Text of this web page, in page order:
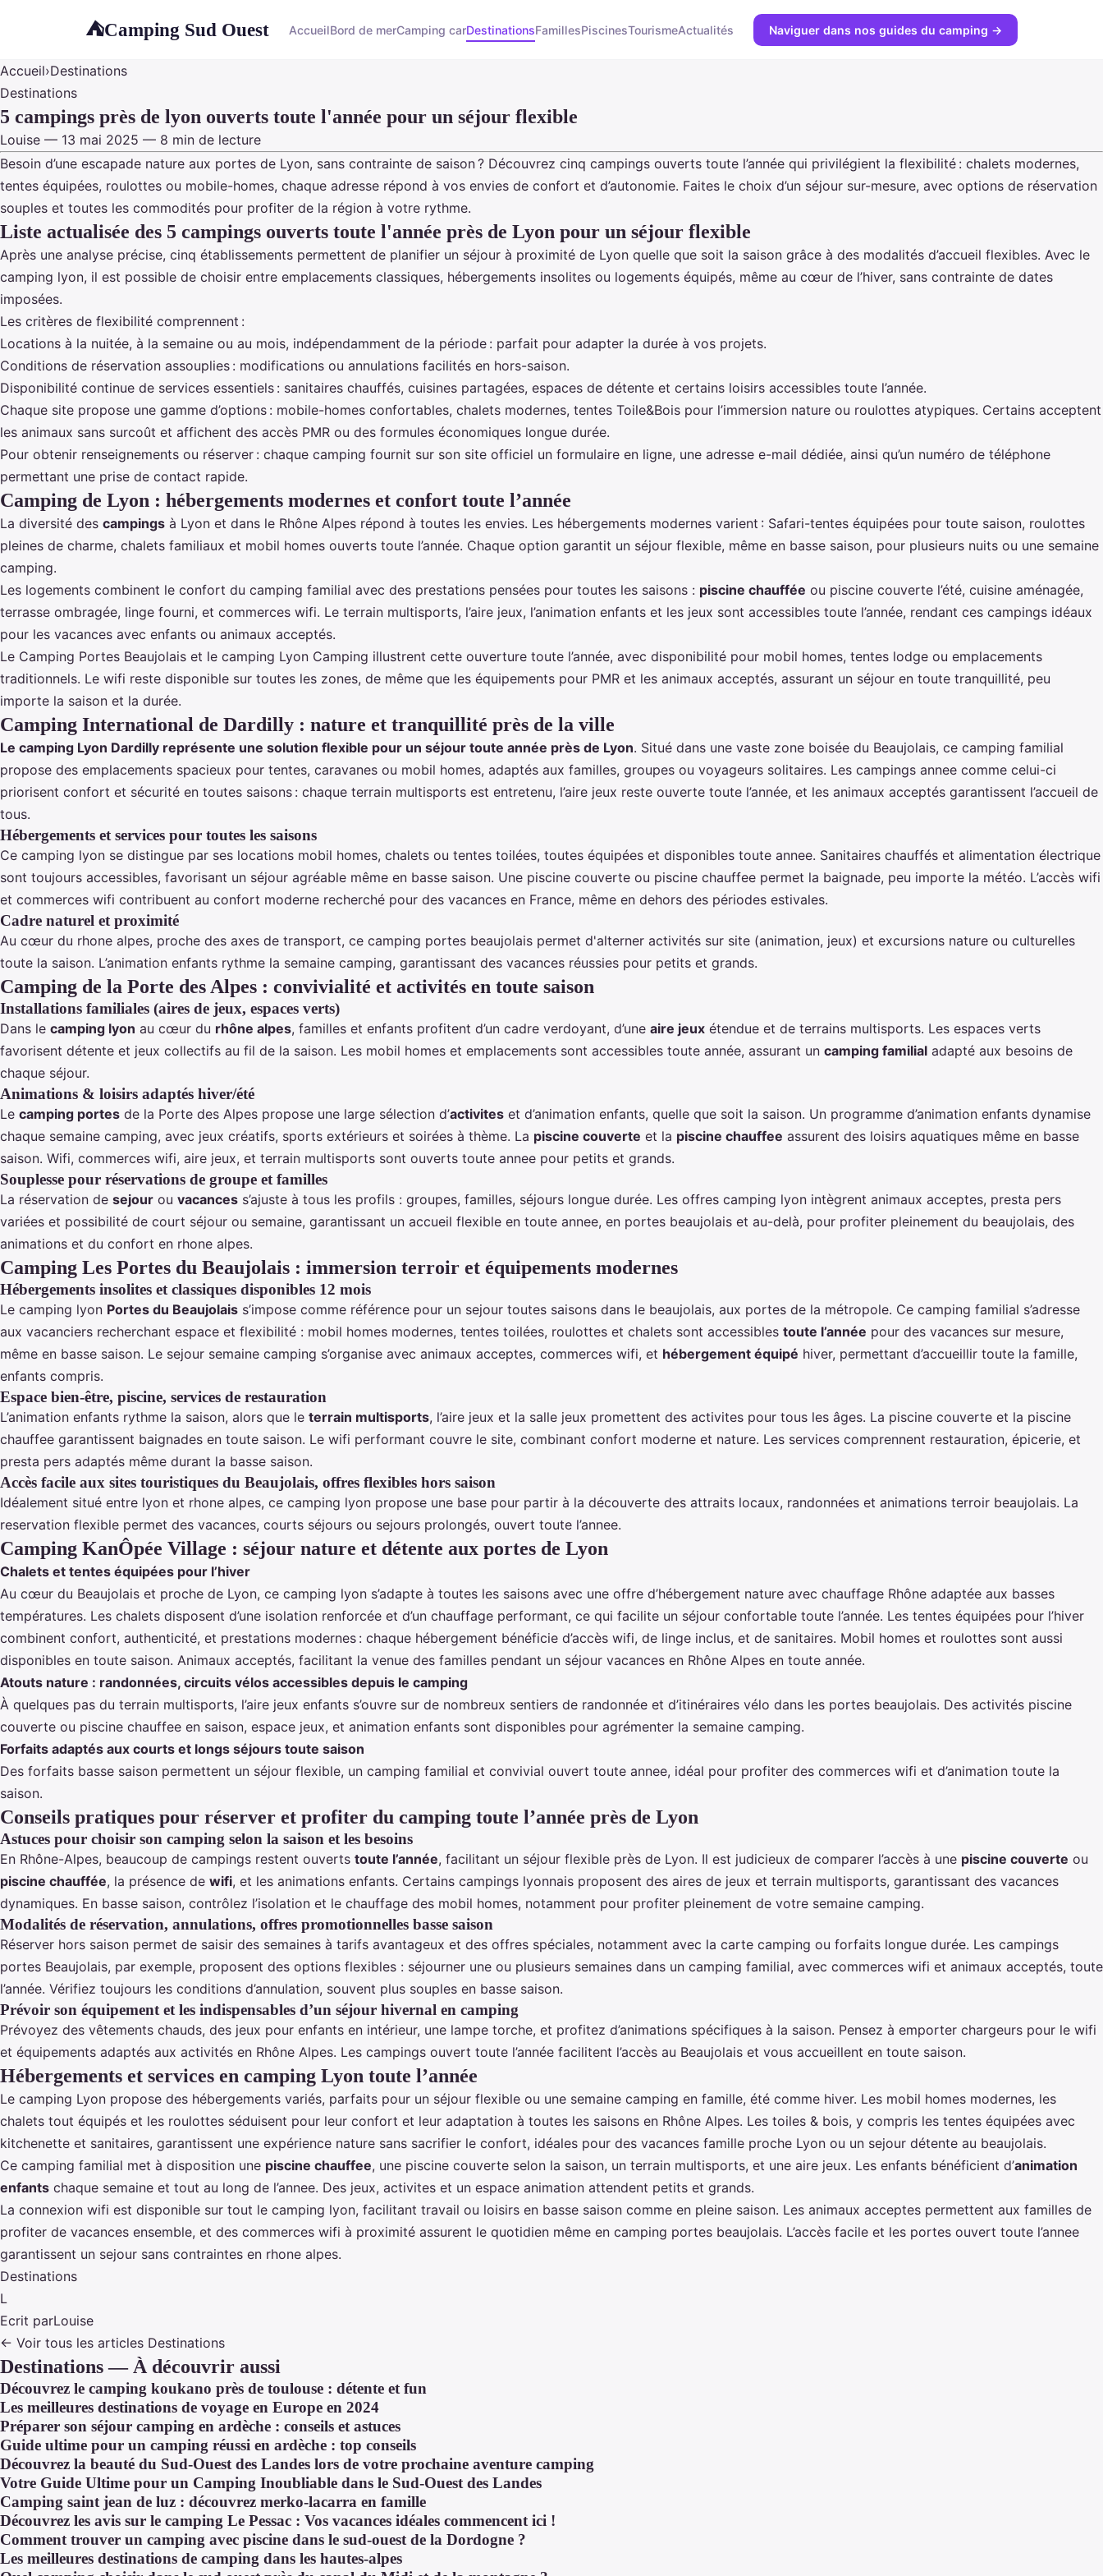
⛺Camping Sud Ouest AccueilBord de merCamping carDestinationsFamillesPiscinesTourismeActualités Naviguer dans nos guides du camping →
Accueil›Destinations
Destinations
5 campings près de lyon ouverts toute l'année pour un séjour flexible
Louise — 13 mai 2025 — 8 min de lecture
Besoin d’une escapade nature aux portes de Lyon, sans contrainte de saison ? Découvrez cinq campings ouverts toute l’année qui privilégient la flexibilité : chalets modernes,
tentes équipées, roulottes ou mobile-homes, chaque adresse répond à vos envies de confort et d’autonomie. Faites le choix d’un séjour sur-mesure, avec options de réservation
souples et toutes les commodités pour profiter de la région à votre rythme.
Liste actualisée des 5 campings ouverts toute l'année près de Lyon pour un séjour flexible
Après une analyse précise, cinq établissements permettent de planifier un séjour à proximité de Lyon quelle que soit la saison grâce à des modalités d’accueil flexibles. Avec le
camping lyon, il est possible de choisir entre emplacements classiques, hébergements insolites ou logements équipés, même au cœur de l’hiver, sans contrainte de dates
imposées.
Les critères de flexibilité comprennent :
Locations à la nuitée, à la semaine ou au mois, indépendamment de la période : parfait pour adapter la durée à vos projets.
Conditions de réservation assouplies : modifications ou annulations facilités en hors-saison.
Disponibilité continue de services essentiels : sanitaires chauffés, cuisines partagées, espaces de détente et certains loisirs accessibles toute l’année.
Chaque site propose une gamme d’options : mobile-homes confortables, chalets modernes, tentes Toile&Bois pour l’immersion nature ou roulottes atypiques. Certains acceptent
les animaux sans surcoût et affichent des accès PMR ou des formules économiques longue durée.
Pour obtenir renseignements ou réserver : chaque camping fournit sur son site officiel un formulaire en ligne, une adresse e-mail dédiée, ainsi qu’un numéro de téléphone
permettant une prise de contact rapide.
Camping de Lyon : hébergements modernes et confort toute l’année
La diversité des campings à Lyon et dans le Rhône Alpes répond à toutes les envies. Les hébergements modernes varient : Safari-tentes équipées pour toute saison, roulottes
pleines de charme, chalets familiaux et mobil homes ouverts toute l’année. Chaque option garantit un séjour flexible, même en basse saison, pour plusieurs nuits ou une semaine
camping.
Les logements combinent le confort du camping familial avec des prestations pensées pour toutes les saisons : piscine chauffée ou piscine couverte l’été, cuisine aménagée,
terrasse ombragée, linge fourni, et commerces wifi. Le terrain multisports, l’aire jeux, l’animation enfants et les jeux sont accessibles toute l’année, rendant ces campings idéaux
pour les vacances avec enfants ou animaux acceptés.
Le Camping Portes Beaujolais et le camping Lyon Camping illustrent cette ouverture toute l’année, avec disponibilité pour mobil homes, tentes lodge ou emplacements
traditionnels. Le wifi reste disponible sur toutes les zones, de même que les équipements pour PMR et les animaux acceptés, assurant un séjour en toute tranquillité, peu
importe la saison et la durée.
Camping International de Dardilly : nature et tranquillité près de la ville
Le camping Lyon Dardilly représente une solution flexible pour un séjour toute année près de Lyon. Situé dans une vaste zone boisée du Beaujolais, ce camping familial
propose des emplacements spacieux pour tentes, caravanes ou mobil homes, adaptés aux familles, groupes ou voyageurs solitaires. Les campings annee comme celui-ci
priorisent confort et sécurité en toutes saisons : chaque terrain multisports est entretenu, l’aire jeux reste ouverte toute l’année, et les animaux acceptés garantissent l’accueil de
tous.
Hébergements et services pour toutes les saisons
Ce camping lyon se distingue par ses locations mobil homes, chalets ou tentes toilées, toutes équipées et disponibles toute annee. Sanitaires chauffés et alimentation électrique
sont toujours accessibles, favorisant un séjour agréable même en basse saison. Une piscine couverte ou piscine chauffee permet la baignade, peu importe la météo. L’accès wifi
et commerces wifi contribuent au confort moderne recherché pour des vacances en France, même en dehors des périodes estivales.
Cadre naturel et proximité
Au cœur du rhone alpes, proche des axes de transport, ce camping portes beaujolais permet d'alterner activités sur site (animation, jeux) et excursions nature ou culturelles
toute la saison. L’animation enfants rythme la semaine camping, garantissant des vacances réussies pour petits et grands.
Camping de la Porte des Alpes : convivialité et activités en toute saison
Installations familiales (aires de jeux, espaces verts)
Dans le camping lyon au cœur du rhône alpes, familles et enfants profitent d’un cadre verdoyant, d’une aire jeux étendue et de terrains multisports. Les espaces verts
favorisent détente et jeux collectifs au fil de la saison. Les mobil homes et emplacements sont accessibles toute année, assurant un camping familial adapté aux besoins de
chaque séjour.
Animations & loisirs adaptés hiver/été
Le camping portes de la Porte des Alpes propose une large sélection d’activites et d’animation enfants, quelle que soit la saison. Un programme d’animation enfants dynamise
chaque semaine camping, avec jeux créatifs, sports extérieurs et soirées à thème. La piscine couverte et la piscine chauffee assurent des loisirs aquatiques même en basse
saison. Wifi, commerces wifi, aire jeux, et terrain multisports sont ouverts toute annee pour petits et grands.
Souplesse pour réservations de groupe et familles
La réservation de sejour ou vacances s’ajuste à tous les profils : groupes, familles, séjours longue durée. Les offres camping lyon intègrent animaux acceptes, presta pers
variées et possibilité de court séjour ou semaine, garantissant un accueil flexible en toute annee, en portes beaujolais et au-delà, pour profiter pleinement du beaujolais, des
animations et du confort en rhone alpes.
Camping Les Portes du Beaujolais : immersion terroir et équipements modernes
Hébergements insolites et classiques disponibles 12 mois
Le camping lyon Portes du Beaujolais s’impose comme référence pour un sejour toutes saisons dans le beaujolais, aux portes de la métropole. Ce camping familial s’adresse
aux vacanciers recherchant espace et flexibilité : mobil homes modernes, tentes toilées, roulottes et chalets sont accessibles toute l’année pour des vacances sur mesure,
même en basse saison. Le sejour semaine camping s’organise avec animaux acceptes, commerces wifi, et hébergement équipé hiver, permettant d’accueillir toute la famille,
enfants compris.
Espace bien-être, piscine, services de restauration
L’animation enfants rythme la saison, alors que le terrain multisports, l’aire jeux et la salle jeux promettent des activites pour tous les âges. La piscine couverte et la piscine
chauffee garantissent baignades en toute saison. Le wifi performant couvre le site, combinant confort moderne et nature. Les services comprennent restauration, épicerie, et
presta pers adaptés même durant la basse saison.
Accès facile aux sites touristiques du Beaujolais, offres flexibles hors saison
Idéalement situé entre lyon et rhone alpes, ce camping lyon propose une base pour partir à la découverte des attraits locaux, randonnées et animations terroir beaujolais. La
reservation flexible permet des vacances, courts séjours ou sejours prolongés, ouvert toute l’annee.
Camping KanÔpée Village : séjour nature et détente aux portes de Lyon
Chalets et tentes équipées pour l’hiver
Au cœur du Beaujolais et proche de Lyon, ce camping lyon s’adapte à toutes les saisons avec une offre d’hébergement nature avec chauffage Rhône adaptée aux basses
températures. Les chalets disposent d’une isolation renforcée et d’un chauffage performant, ce qui facilite un séjour confortable toute l’année. Les tentes équipées pour l’hiver
combinent confort, authenticité, et prestations modernes : chaque hébergement bénéficie d’accès wifi, de linge inclus, et de sanitaires. Mobil homes et roulottes sont aussi
disponibles en toute saison. Animaux acceptés, facilitant la venue des familles pendant un séjour vacances en Rhône Alpes en toute année.
Atouts nature : randonnées, circuits vélos accessibles depuis le camping
À quelques pas du terrain multisports, l’aire jeux enfants s’ouvre sur de nombreux sentiers de randonnée et d’itinéraires vélo dans les portes beaujolais. Des activités piscine
couverte ou piscine chauffee en saison, espace jeux, et animation enfants sont disponibles pour agrémenter la semaine camping.
Forfaits adaptés aux courts et longs séjours toute saison
Des forfaits basse saison permettent un séjour flexible, un camping familial et convivial ouvert toute annee, idéal pour profiter des commerces wifi et d’animation toute la
saison.
Conseils pratiques pour réserver et profiter du camping toute l’année près de Lyon
Astuces pour choisir son camping selon la saison et les besoins
En Rhône-Alpes, beaucoup de campings restent ouverts toute l’année, facilitant un séjour flexible près de Lyon. Il est judicieux de comparer l’accès à une piscine couverte ou
piscine chauffée, la présence de wifi, et les animations enfants. Certains campings lyonnais proposent des aires de jeux et terrain multisports, garantissant des vacances
dynamiques. En basse saison, contrôlez l’isolation et le chauffage des mobil homes, notamment pour profiter pleinement de votre semaine camping.
Modalités de réservation, annulations, offres promotionnelles basse saison
Réserver hors saison permet de saisir des semaines à tarifs avantageux et des offres spéciales, notamment avec la carte camping ou forfaits longue durée. Les campings
portes Beaujolais, par exemple, proposent des options flexibles : séjourner une ou plusieurs semaines dans un camping familial, avec commerces wifi et animaux acceptés, toute
l’année. Vérifiez toujours les conditions d’annulation, souvent plus souples en basse saison.
Prévoir son équipement et les indispensables d’un séjour hivernal en camping
Prévoyez des vêtements chauds, des jeux pour enfants en intérieur, une lampe torche, et profitez d’animations spécifiques à la saison. Pensez à emporter chargeurs pour le wifi
et équipements adaptés aux activités en Rhône Alpes. Les campings ouvert toute l’année facilitent l’accès au Beaujolais et vous accueillent en toute saison.
Hébergements et services en camping Lyon toute l’année
Le camping Lyon propose des hébergements variés, parfaits pour un séjour flexible ou une semaine camping en famille, été comme hiver. Les mobil homes modernes, les
chalets tout équipés et les roulottes séduisent pour leur confort et leur adaptation à toutes les saisons en Rhône Alpes. Les toiles & bois, y compris les tentes équipées avec
kitchenette et sanitaires, garantissent une expérience nature sans sacrifier le confort, idéales pour des vacances famille proche Lyon ou un sejour détente au beaujolais.
Ce camping familial met à disposition une piscine chauffee, une piscine couverte selon la saison, un terrain multisports, et une aire jeux. Les enfants bénéficient d’animation
enfants chaque semaine et tout au long de l’annee. Des jeux, activites et un espace animation attendent petits et grands.
La connexion wifi est disponible sur tout le camping lyon, facilitant travail ou loisirs en basse saison comme en pleine saison. Les animaux acceptes permettent aux familles de
profiter de vacances ensemble, et des commerces wifi à proximité assurent le quotidien même en camping portes beaujolais. L’accès facile et les portes ouvert toute l’annee
garantissent un sejour sans contraintes en rhone alpes.
Destinations
L
Ecrit parLouise
← Voir tous les articles Destinations
Destinations — À découvrir aussi
Découvrez le camping koukano près de toulouse : détente et fun
Les meilleures destinations de voyage en Europe en 2024
Préparer son séjour camping en ardèche : conseils et astuces
Guide ultime pour un camping réussi en ardèche : top conseils
Découvrez la beauté du Sud-Ouest des Landes lors de votre prochaine aventure camping
Votre Guide Ultime pour un Camping Inoubliable dans le Sud-Ouest des Landes
Camping saint jean de luz : découvrez merko-lacarra en famille
Découvrez les avis sur le camping Le Pessac : Vos vacances idéales commencent ici !
Comment trouver un camping avec piscine dans le sud-ouest de la Dordogne ?
Les meilleures destinations de camping dans les hautes-alpes